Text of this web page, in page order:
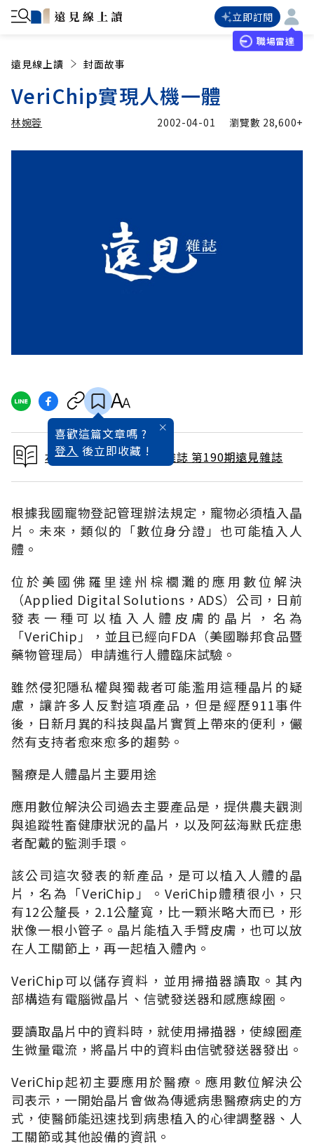
立即訂閱
職場雷達
遠見線上讀 封面故事
VeriChip實現人機一體
林婉蓉 2002-04-01 瀏覽數 28,600+
喜歡這篇文章嗎 ?
登入 後立即收藏 !
本文出自 2002 / 4月號雜誌 第190期遠見雜誌
根據我國寵物登記管理辦法規定，寵物必須植入晶
片。未來，類似的「數位身分證」也可能植入人
體。
位於美國佛羅里達州棕櫚灘的應用數位解決
（Applied Digital Solutions，ADS）公司，日前
發表一種可以植入人體皮膚的晶片，名為
「VeriChip」，並且已經向FDA（美國聯邦食品暨
藥物管理局）申請進行人體臨床試驗。
雖然侵犯隱私權與獨裁者可能濫用這種晶片的疑
慮，讓許多人反對這項產品，但是經歷911事件
後，日新月異的科技與晶片實質上帶來的便利，儼
然有支持者愈來愈多的趨勢。
醫療是人體晶片主要用途
應用數位解決公司過去主要產品是，提供農夫觀測
與追蹤牲畜健康狀況的晶片，以及阿茲海默氏症患
者配戴的監測手環。
該公司這次發表的新產品，是可以植入人體的晶
片，名為「VeriChip」。VeriChip體積很小，只
有12公釐長，2.1公釐寬，比一顆米略大而已，形
狀像一根小管子。晶片能植入手臂皮膚，也可以放
在人工關節上，再一起植入體內。
VeriChip可以儲存資料，並用掃描器讀取。其內
部構造有電腦微晶片、信號發送器和感應線圈。
要讀取晶片中的資料時，就使用掃描器，使線圈產
生微量電流，將晶片中的資料由信號發送器發出。
VeriChip起初主要應用於醫療。應用數位解決公
司表示，一開始晶片會做為傳遞病患醫療病史的方
式，使醫師能迅速找到病患植入的心律調整器、人
工關節或其他設備的資訊。